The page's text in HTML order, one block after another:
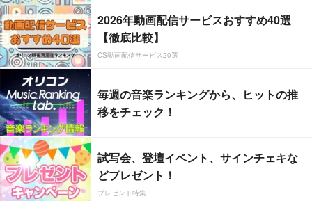
2026年動画配信サービスおすすめ40選
【徹底比較】
CS動画配信サービス20選
毎週の音楽ランキングから、ヒットの推
移をチェック！
試写会、登壇イベント、サインチェキな
どプレゼント！
プレゼント特集